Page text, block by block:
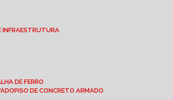
INFRAESTRUTURA
DE FERRO
PISO DE CONCRETO ARMADO